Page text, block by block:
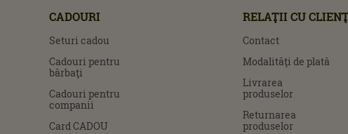
CADOURI
Seturi cadou
Cadouri pentru
bărbaţi
Cadouri pentru
companii
Card CADOU
RELAŢII CU
Contact
Modalităţi de plată
Livrarea
produselor
Returnarea
produselor